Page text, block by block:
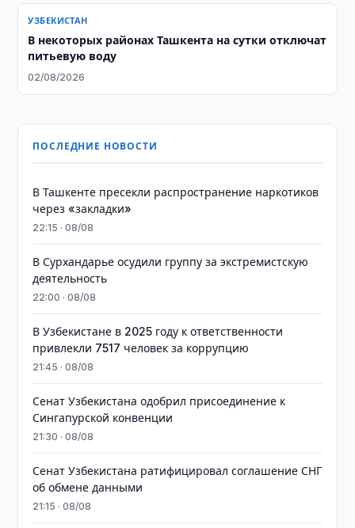
УЗБЕКИСТАН
В некоторых районах Ташкента на сутки отключат
питьевую воду
02/08/2026
ПОСЛЕДНИЕ НОВОСТИ
В Ташкенте пресекли распространение наркотиков
через «закладки»
22:15 · 08/08
В Сурхандарье осудили группу за экстремистскую
деятельность
22:00 · 08/08
В Узбекистане в 2025 году к ответственности
привлекли 7517 человек за коррупцию
21:45 · 08/08
Сенат Узбекистана одобрил присоединение к
Сингапурской конвенции
21:30 · 08/08
Сенат Узбекистана ратифицировал соглашение СНГ
об обмене данными
21:15 · 08/08